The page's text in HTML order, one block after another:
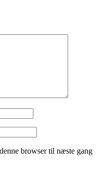
browser til næste gang